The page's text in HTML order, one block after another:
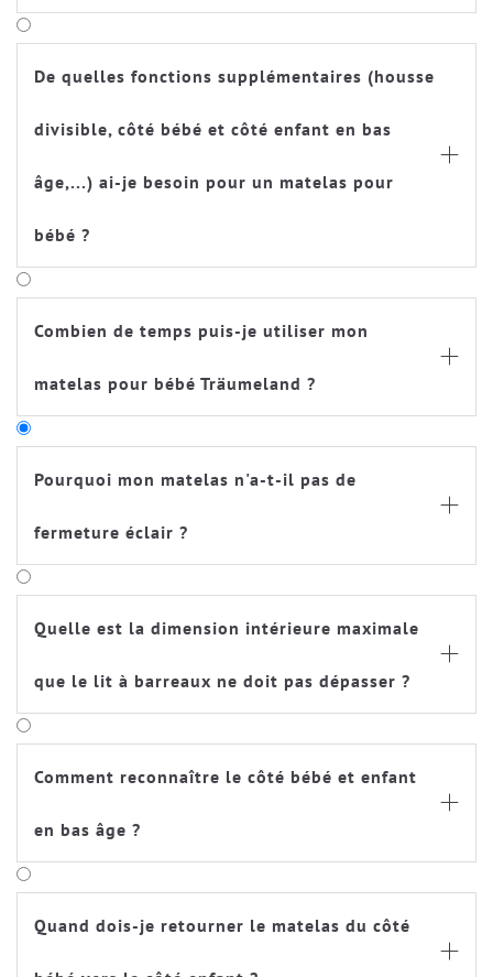
De quelles fonctions supplémentaires (housse
divisible, côté bébé et côté enfant en bas
âge,...) ai-je besoin pour un matelas pour
bébé ?

Combien de temps puis-je utiliser mon
matelas pour bébé Träumeland ?

Pourquoi mon matelas n'a-t-il pas de
fermeture éclair ?

Toutes les housses des matelas Träumeland (à
l'exception de nos matelas pour enfants et
matelas, nos matelas sont équipés d'une fermeture
de sécurité sans curseur, afin que l'enfant ne puisse
pas ouvrir la housse du matelas. Pour ouvrir la
(par exemple un trombone, etc.).
Quelle est la dimension intérieure maximale
que le lit à barreaux ne doit pas dépasser ?

Comment reconnaître le côté bébé et enfant
en bas âge ?

Quand dois-je retourner le matelas du côté
